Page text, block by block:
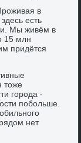
в
есть
Мы живём в
15 млн
придётся
тοже
города -
побольше.
нет